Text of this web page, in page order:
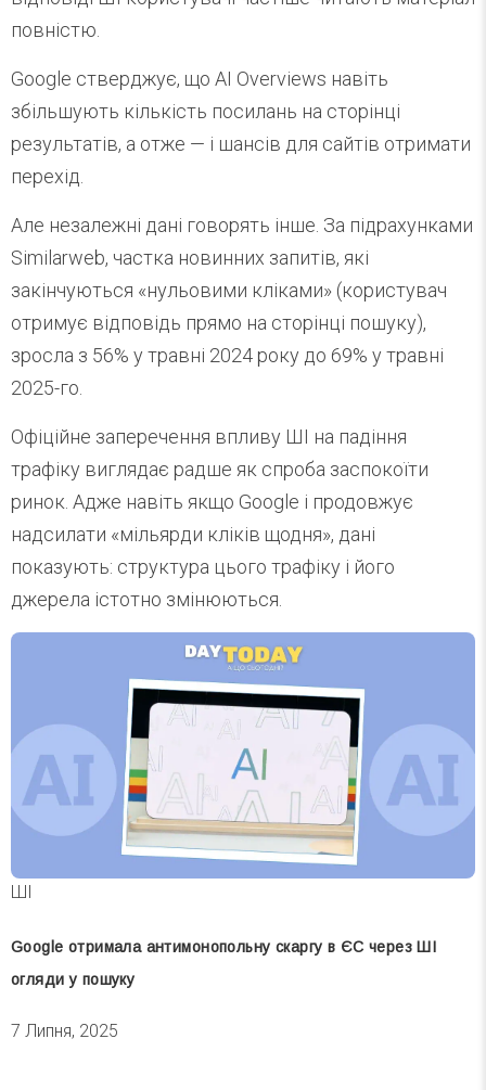
повністю.
Google стверджує, що AI Overviews навіть
збільшують кількість посилань на сторінці
результатів, а отже — і шансів для сайтів отримати
перехід.
Але незалежні дані говорять інше. За підрахунками
Similarweb, частка новинних запитів, які
закінчуються «нульовими кліками» (користувач
отримує відповідь прямо на сторінці пошуку),
зросла з 56% у травні 2024 року до 69% у травні
2025-го.
Офіційне заперечення впливу ШІ на падіння
трафіку виглядає радше як спроба заспокоїти
ринок. Адже навіть якщо Google і продовжує
надсилати «мільярди кліків щодня», дані
показують: структура цього трафіку і його
джерела істотно змінюються.
ШІ
Google отримала антимонопольну скаргу в ЄС через ШІ
огляди у пошуку
7 Липня, 2025